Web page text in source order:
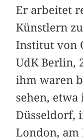
Er arbeitet
Künstlern
Institut von
UdK Berlin,
ihm waren
sehen,
Düsseldorf,
London, am